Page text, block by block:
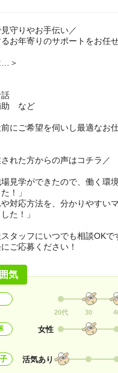
守りやお手伝い／
お年寄りのサポートをお任
…＞
助 など
にご希望を伺いし最適なお
れた方からの声はコチラ／
場見学ができたので、働く環
！」
や対応方法を、分かりやすい
た！」
タッフにいつでも相談OKで
ご応募ください！
気
20代 30
女性
活気あり